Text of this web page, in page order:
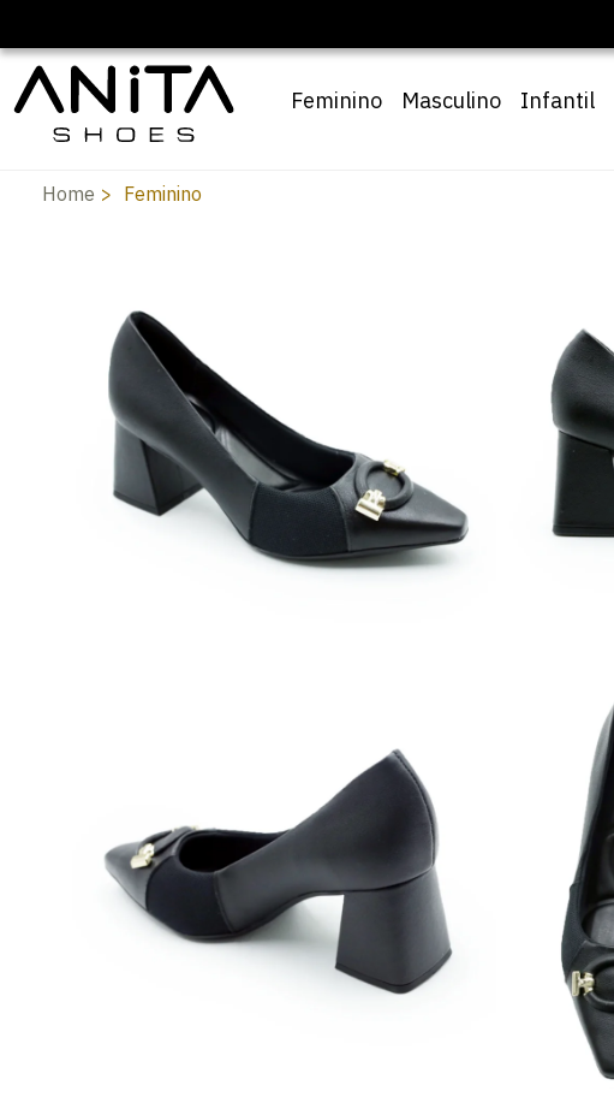
Feminino Masculino Infantil
Home Feminino